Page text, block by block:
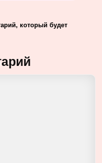
который будет